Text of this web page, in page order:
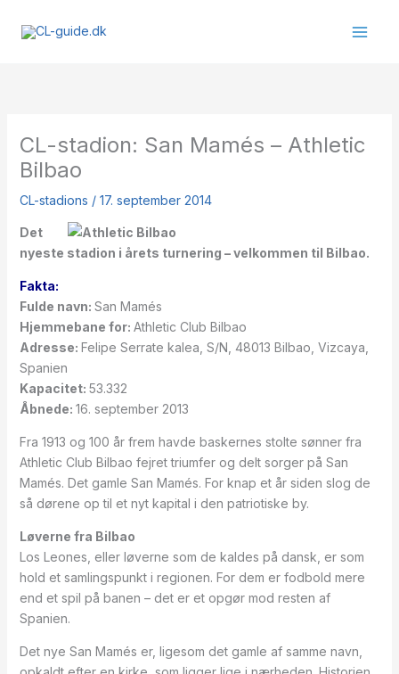
CL-stadion: San Mamés – Athletic
Bilbao
CL-stadions / 17. september 2014
Det
nyeste stadion i årets turnering – velkommen til Bilbao.
Fakta:
Fulde navn: San Mamés
Hjemmebane for: Athletic Club Bilbao
Adresse: Felipe Serrate kalea, S/N, 48013 Bilbao, Vizcaya,
Spanien
Kapacitet: 53.332
Åbnede: 16. september 2013
Fra 1913 og 100 år frem havde baskernes stolte sønner fra
Athletic Club Bilbao fejret triumfer og delt sorger på San
Mamés. Det gamle San Mamés. For knap et år siden slog de
så dørene op til et nyt kapital i den patriotiske by.
Løverne fra Bilbao
Los Leones, eller løverne som de kaldes på dansk, er som
hold et samlingspunkt i regionen. For dem er fodbold mere
end et spil på banen – det er et opgør mod resten af
Spanien.
Det nye San Mamés er, ligesom det gamle af samme navn,